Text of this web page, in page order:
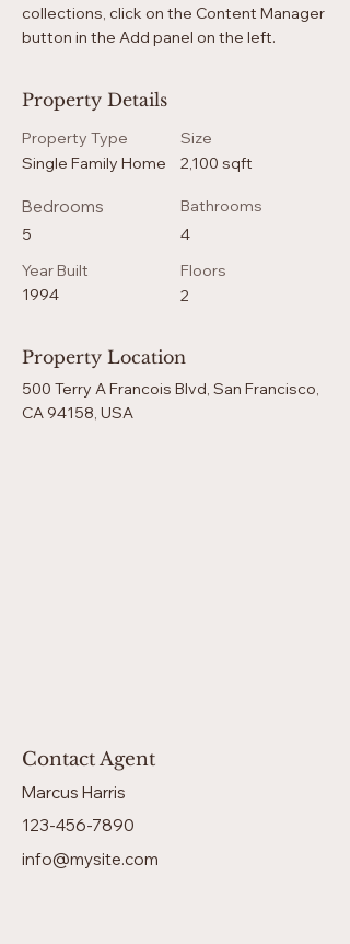
collections, click on the Content Manager
button in the Add panel on the left.
Property Details
Property Type
Single Family Home
Bedrooms
5
Year Built
1994
Size
2,100 sqft
Bathrooms
4
Floors
2
Property Location
500 Terry A Francois Blvd, San Francisco,
CA 94158, USA
Contact Agent
Marcus Harris
123-456-7890
info@mysite.com